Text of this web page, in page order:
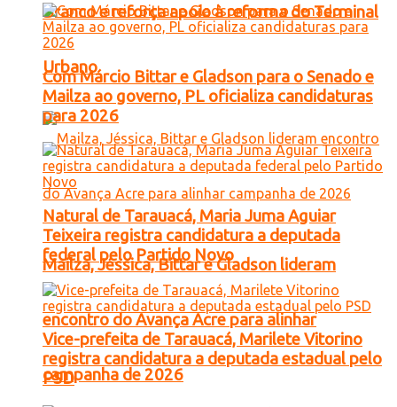
Branco e reforça apoio à reforma do Terminal
Urbano
Mailza, Jéssica, Bittar e Gladson lideram
encontro do Avança Acre para alinhar
campanha de 2026
Com Márcio Bittar e Gladson para o Senado e
Mailza ao governo, PL oficializa candidaturas
para 2026
Natural de Tarauacá, Maria Juma Aguiar
Teixeira registra candidatura a deputada
federal pelo Partido Novo
Vice-prefeita de Tarauacá, Marilete Vitorino
registra candidatura a deputada estadual pelo
PSD